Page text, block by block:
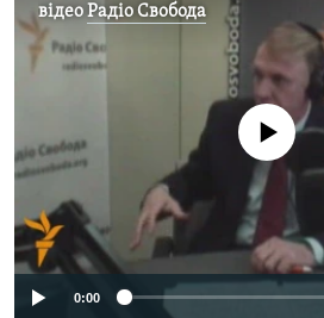
відеоРадіо Свобода
No media source
0:00